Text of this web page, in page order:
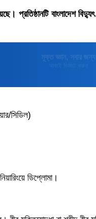
প্রতিষ্ঠানটি
সিডিল)
ডিপ্লোমা।